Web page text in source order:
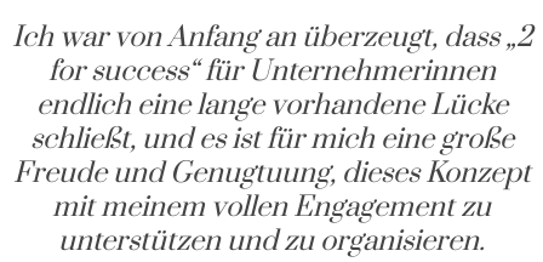
Ich war von Anfang an überzeugt, dass „2
for success“ für Unternehmerinnen
endlich eine lange vorhandene Lücke
schließt, und es ist für mich eine große
Freude und Genugtuung, dieses Konzept
mit meinem vollen Engagement zu
unterstützen und zu organisieren.